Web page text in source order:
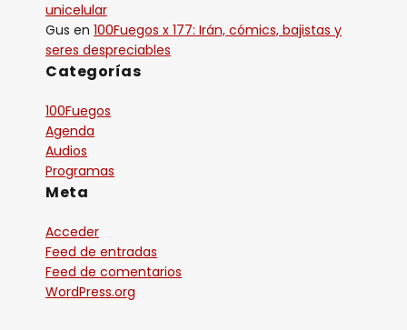
unicelular
Gus en 100Fuegos x 177: Irán, cómics, bajistas y
seres despreciables
Categorías
100Fuegos
Agenda
Audios
Programas
Meta
Acceder
Feed de entradas
Feed de comentarios
WordPress.org